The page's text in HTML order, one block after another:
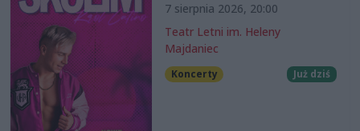
7 sierpnia 2026, 20:00
Teatr Letni im. Heleny
Majdaniec
Koncerty Już dziś